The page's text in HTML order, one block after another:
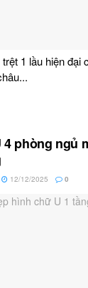
1 lầu hiện đại
phòng ngủ
12/12/2025 0